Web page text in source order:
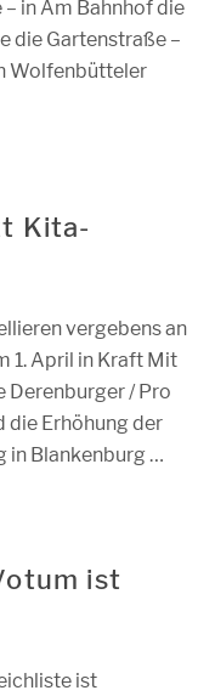
in Am Bahnhof die
die Gartenstraße –
Wolfenbütteler
Kita-
vergebens an
1. April in Kraft Mit
Derenburger / Pro
die Erhöhung der
in Blankenburg …
ist
ist